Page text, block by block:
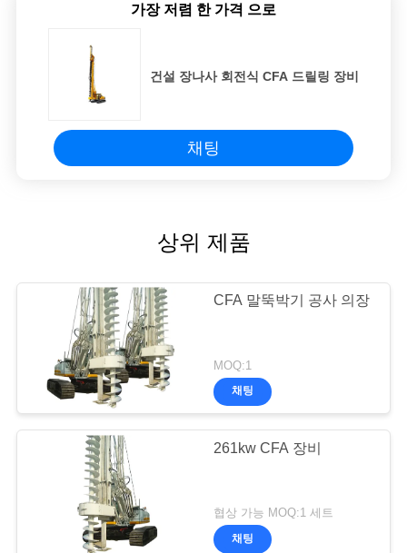
가장 저렴 한 가격 으로
건설 장나사 회전식 CFA 드릴링 장비
채팅
상위 제품
CFA 말뚝박기 공사 의장
MOQ:1
채팅
261kw CFA 장비
협상 가능 MOQ:1 세트
채팅